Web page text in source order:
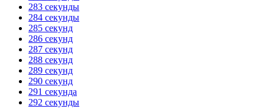
283 секунды
284 секунды
285 секунд
286 секунд
287 секунд
288 секунд
289 секунд
290 секунд
291 секунда
292 секунды